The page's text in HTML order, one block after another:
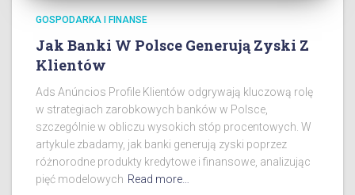
GOSPODARKA I FINANSE
Jak Banki W Polsce Generują Zyski Z
Klientów
Ads Anúncios Profile Klientów odgrywają kluczową rolę
w strategiach zarobkowych banków w Polsce,
szczególnie w obliczu wysokich stóp procentowych. W
artykule zbadamy, jak banki generują zyski poprzez
różnorodne produkty kredytowe i finansowe, analizując
pięć modelowych Read more…